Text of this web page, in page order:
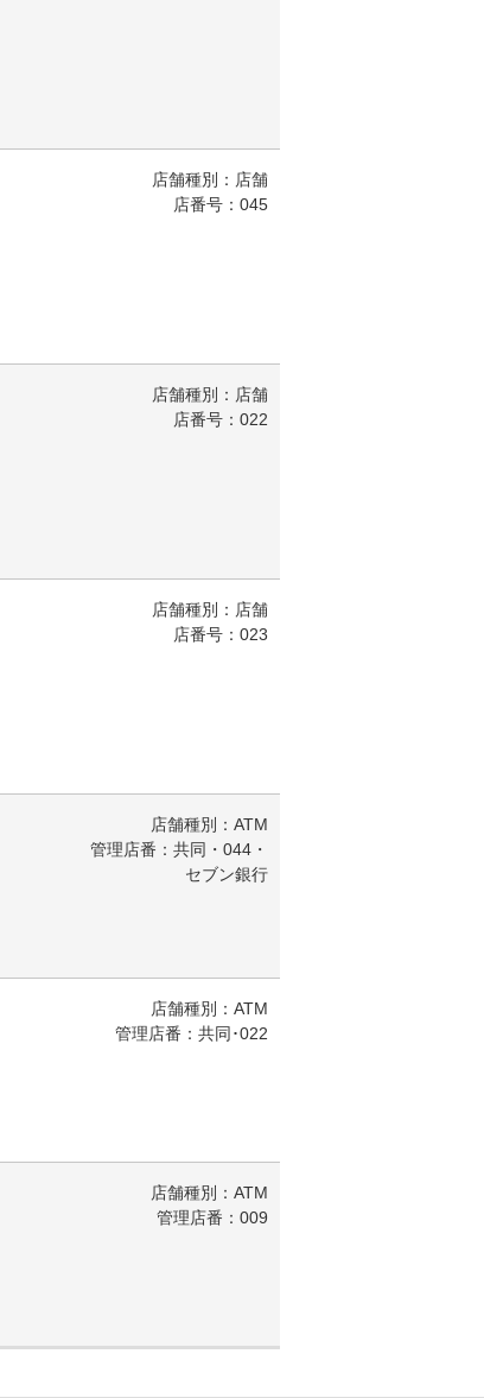
店舗種別：店舗
店番号：045
店舗種別：店舗
店番号：022
店舗種別：店舗
店番号：023
店舗種別：ATM
管理店番：共同・044・
セブン銀行
店舗種別：ATM
管理店番：共同･022
店舗種別：ATM
管理店番：009